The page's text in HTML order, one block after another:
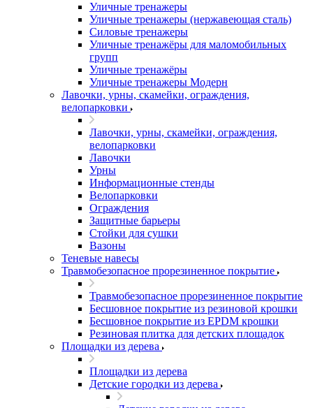
Уличные тренажеры
Уличные тренажеры (нержавеющая сталь)
Силовые тренажеры
Уличные тренажёры для маломобильных
групп
Уличные тренажёры
Уличные тренажеры Модерн
Лавочки, урны, скамейки, ограждения,
велопарковки
Лавочки, урны, скамейки, ограждения,
велопарковки
Лавочки
Урны
Информационные стенды
Велопарковки
Ограждения
Защитные барьеры
Стойки для сушки
Вазоны
Теневые навесы
Травмобезопасное прорезиненное покрытие
Травмобезопасное прорезиненное покрытие
Бесшовное покрытие из резиновой крошки
Бесшовное покрытие из EPDM крошки
Резиновая плитка для детских площадок
Площадки из дерева
Площадки из дерева
Детские городки из дерева